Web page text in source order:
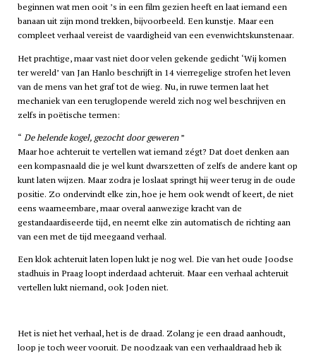
beginnen wat men ooit ’s in een film gezien heeft en laat iemand een
banaan uit zijn mond trekken, bijvoorbeeld. Een kunstje. Maar een
compleet verhaal vereist de vaardigheid van een evenwichtskunstenaar.
Het prachtige, maar vast niet door velen gekende gedicht ‘Wij komen
ter wereld’ van Jan Hanlo beschrijft in 14 vierregelige strofen het leven
van de mens van het graf tot de wieg. Nu, in ruwe termen laat het
mechaniek van een teruglopende wereld zich nog wel beschrijven en
zelfs in poëtische termen:
De helende kogel, gezocht door geweren
Maar hoe achteruit te vertellen wat iemand zégt? Dat doet denken aan
een kompasnaald die je wel kunt dwarszetten of zelfs de andere kant op
kunt laten wijzen. Maar zodra je loslaat springt hij weer terug in de oude
positie. Zo ondervindt elke zin, hoe je hem ook wendt of keert, de niet
eens waarneembare, maar overal aanwezige kracht van de
gestandaardiseerde tijd, en neemt elke zin automatisch de richting aan
van een met de tijd meegaand verhaal.
Een klok achteruit laten lopen lukt je nog wel. Die van het oude Joodse
stadhuis in Praag loopt inderdaad achteruit. Maar een verhaal achteruit
vertellen lukt niemand, ook Joden niet.
Het is niet het verhaal, het is de draad. Zolang je een draad aanhoudt,
loop je toch weer vooruit. De noodzaak van een verhaaldraad heb ik